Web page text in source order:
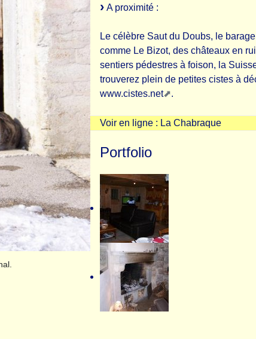
A proximité :
Le célèbre Saut du Doubs, le
comme Le Bizot, des châteaux en
sentiers pédestres à foison, la
trouverez plein de petites cistes à
www.cistes.net
.
Voir en ligne : La Chabraque
Portfolio